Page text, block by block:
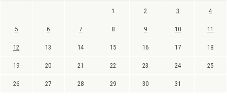
1 2 3 4
5 6 7 8 9 10 11
12 13 14 15 16 17 18
19 20 21 22 23 24 25
26 27 28 29 30 31